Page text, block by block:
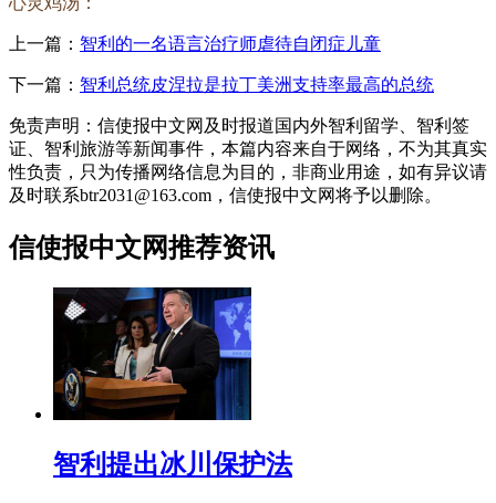
上一篇： 智利的一名语言治疗师虐待自闭症儿童
下一篇： 智利总统皮涅拉是拉丁美洲支持率最高的总统
免责声明：信使报中文网及时报道国内外智利留学、智利签
证、智利旅游等新闻事件，本篇内容来自于网络，不为其真实
性负责，只为传播网络信息为目的，非商业用途，如有异议请
及时联系btr2031@163.com，信使报中文网将予以删除。
信使报中文网推荐资讯
智利提出冰川保护法